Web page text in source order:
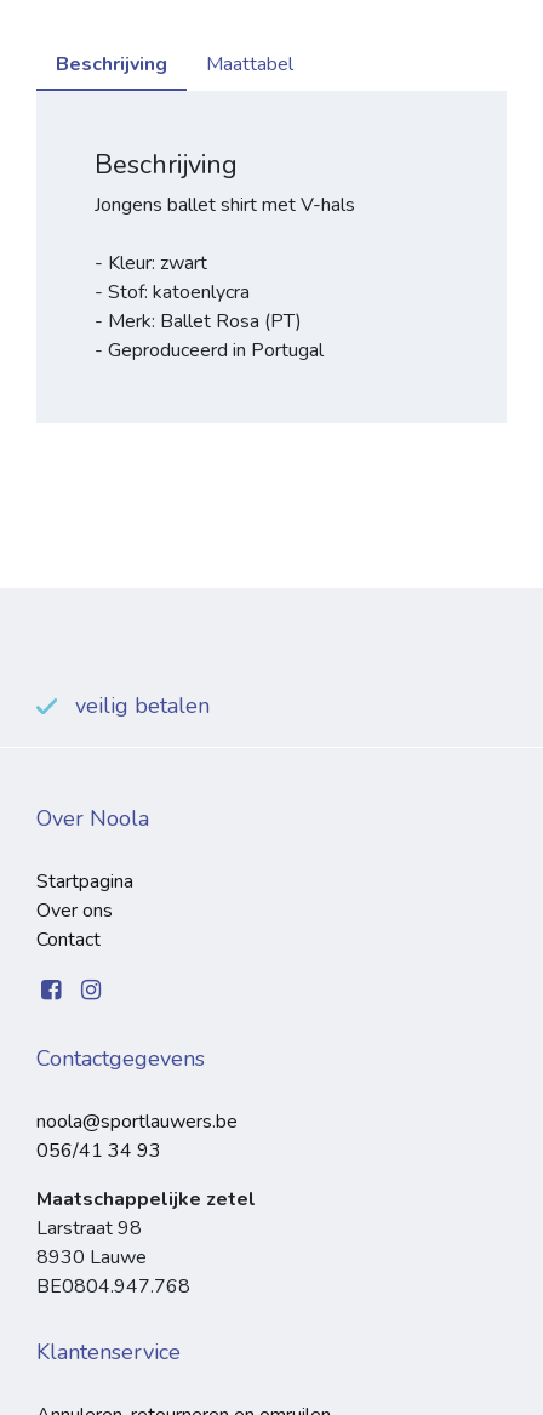
Beschrijving Maattabel
Beschrijving
Jongens ballet shirt met V-hals
- Kleur: zwart
- Stof: katoenlycra
- Merk: Ballet Rosa (PT)
- Geproduceerd in Portugal
veilig betalen
Over Noola
Startpagina
Over ons
Contact
Contactgegevens
noola@sportlauwers.be
056/41 34 93
Maatschappelijke zetel
Larstraat 98
8930 Lauwe
BE0804.947.768
Klantenservice